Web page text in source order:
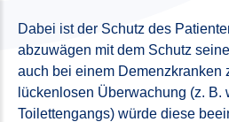
Dabei ist der Schutz des
abzuwägen mit dem Schutz
auch bei einem Demenzkranken
lückenlosen Überwachung (z. B.
Toilettengangs) würde diese